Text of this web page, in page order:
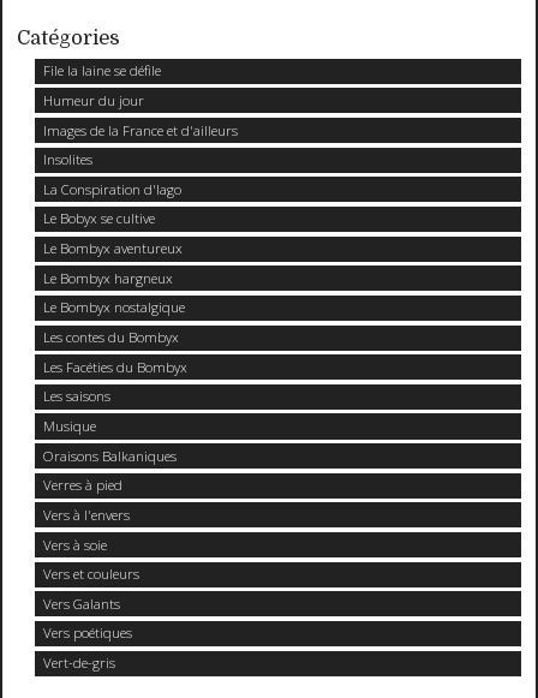
Catégories
File la laine se défile
Humeur du jour
Images de la France et d'ailleurs
Insolites
La Conspiration d'Iago
Le Bobyx se cultive
Le Bombyx aventureux
Le Bombyx hargneux
Le Bombyx nostalgique
Les contes du Bombyx
Les Facéties du Bombyx
Les saisons
Musique
Oraisons Balkaniques
Verres à pied
Vers à l'envers
Vers à soie
Vers et couleurs
Vers Galants
Vers poétiques
Vert-de-gris